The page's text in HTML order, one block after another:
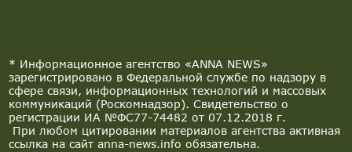
* Информационное агентство «ANNA NEWS»
зарегистрировано в Федеральной службе по надзору в
сфере связи, информационных технологий и массовых
коммуникаций (Роскомнадзор). Свидетельство о
регистрации ИА №ФС77-74482 от 07.12.2018 г.
При любом цитировании материалов агентства активная
ссылка на сайт anna-news.info обязательна.